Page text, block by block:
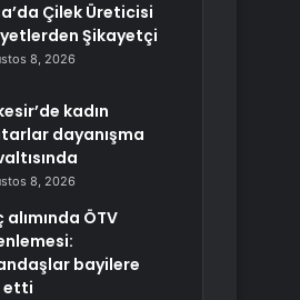
Çilek Üreticisi
Şikayetçi
8, 2026
kadın
dayanışma
8, 2026
alımında ÖTV
bayilere
etti